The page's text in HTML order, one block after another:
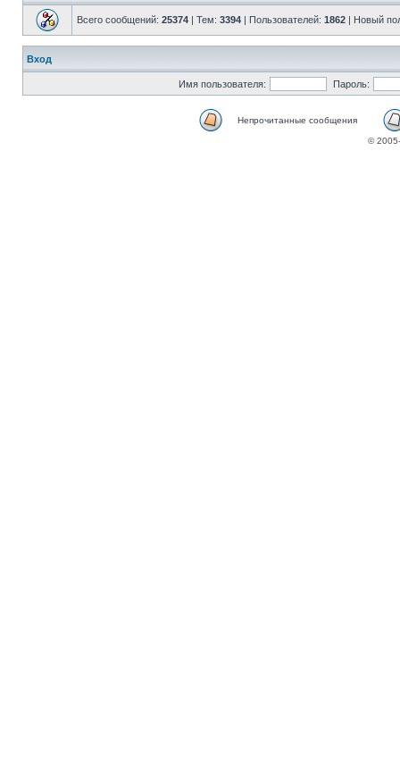
Всего сообщений: 25374 | Тем: 3394 | Пользователей: 1862 | Новый
Вход
Имя пользователя: Пароль:
Непрочитанные сообщения
©